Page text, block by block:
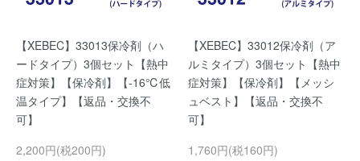
【XEBEC】33013保冷剤（ハ
ードタイプ）3個セット【熱中
症対策】【保冷剤】【-16℃低
温タイプ】【返品・交換不
可】
2,200円(税200円)
【XEBEC】33012保冷剤（ア
ルミタイプ）3個セット【熱中
症対策】【保冷剤】【メッシ
ュベスト】【返品・交換不
可】
1,760円(税160円)